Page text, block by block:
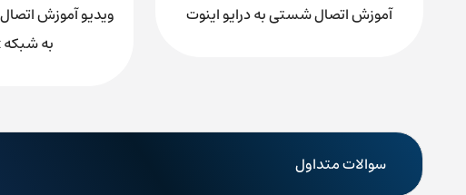
آموزش اتصال شستی به درایو اینوت
به شبکه Profinet
سوالات متداول